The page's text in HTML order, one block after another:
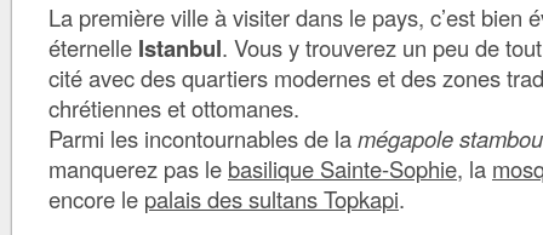
La première ville à visiter dans le pays, c’est bien
éternelle Istanbul. Vous y trouverez un peu de
cité avec des quartiers modernes et des zones
chrétiennes et ottomanes.
Parmi les incontournables de lamégapole
manquerez pas le basilique Sainte-Sophie, la
encore le palais des sultans Topkapi.